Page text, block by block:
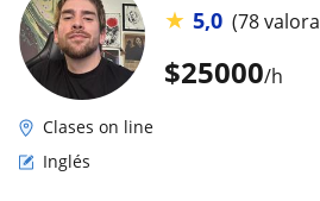
$25000/h
★ 5,0 (78
Clases on line
Inglés